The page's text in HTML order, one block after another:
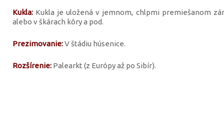
Kukla: Kukla je uložená v jemnom, chlpmi premiešanom
alebo v škárach kôry a pod.
Prezimovanie:V štádiu húsenice.
Rozšírenie: Palearkt (z Európy až po Sibír).